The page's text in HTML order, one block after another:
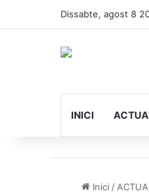
Dissabte, agost 8
INICI
Inici /